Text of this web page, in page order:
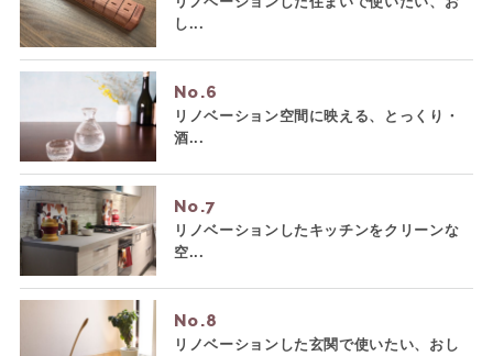
し...
No.
リノベーション空間に映える、とっくり・
酒...
No.
リノベーションしたキッチンをクリーンな
空...
No.
リノベーションした玄関で使いたい、おし